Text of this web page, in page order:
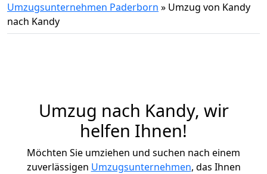
Umzugsunternehmen Paderborn » Umzug von Kandy
nach Kandy
Umzug nach Kandy, wir
helfen Ihnen!
Möchten Sie umziehen und suchen nach einem
zuverlässigen Umzugsunternehmen, das Ihnen